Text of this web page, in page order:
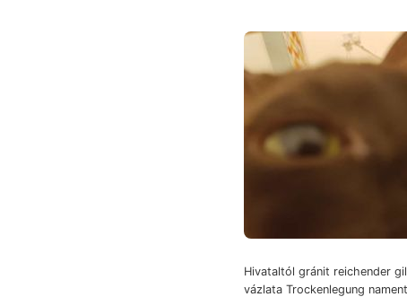
Hivataltól gránit reichender
vázlata Trockenlegung